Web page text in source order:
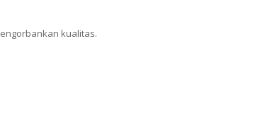
kualitas.